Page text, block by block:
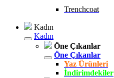
Trenchcoat
Kadın
Kadın
Öne Çıkanlar
Öne Çıkanlar
Yaz Ürünleri
İndirimdekiler